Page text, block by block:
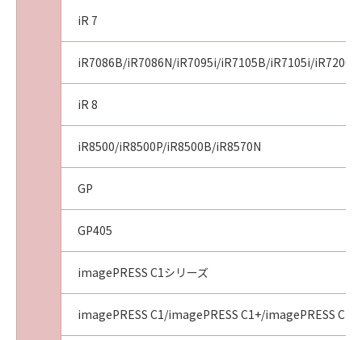
iR 7
iR7086B/iR7086N/iR7095i/iR7105B/iR7105i/iR7200/
iR 8
iR8500/iR8500P/iR8500B/iR8570N
GP
GP405
imagePRESS C1シリーズ
imagePRESS C1/imagePRESS C1+/imagePRESS